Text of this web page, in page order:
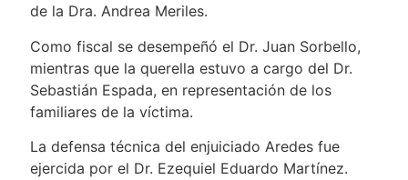
de la Dra. Andrea Meriles.
Como fiscal se desempeñó el Dr. Juan Sorbello,
mientras que la querella estuvo a cargo del Dr.
Sebastián Espada, en representación de los
familiares de la víctima.
La defensa técnica del enjuiciado Aredes fue
ejercida por el Dr. Ezequiel Eduardo Martínez.